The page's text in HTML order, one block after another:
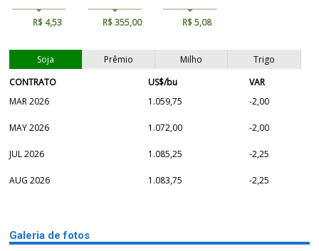
R$ 4,53 R$ 355,00 R$ 5,08
Soja Prêmio Milho
Trigo
CONTRATO
US$/bu
VAR
MAR 2026
1.059,75 -2,00
MAY 2026 1.072,00 -2,00
JUL 2026 1.085,25 -2,25
AUG 2026 1.083,75 -2,25
Galeria de fotos